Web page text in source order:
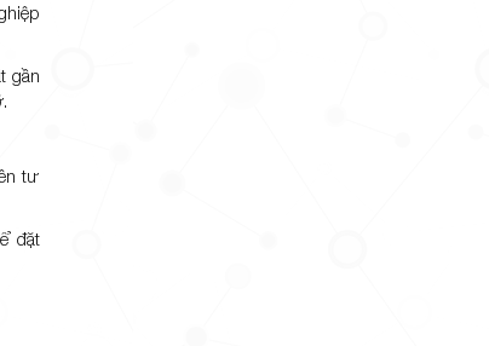
gần
tư
đặt